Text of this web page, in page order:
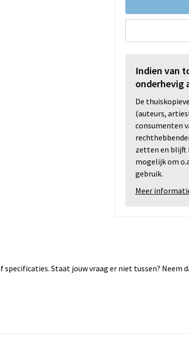
Indien van
onderhevig
De
(auteurs,
consumenten
zetten en blijft
mogelijk om
gebruik.
Meer
Staat jouw vraag er niet tussen? Neem